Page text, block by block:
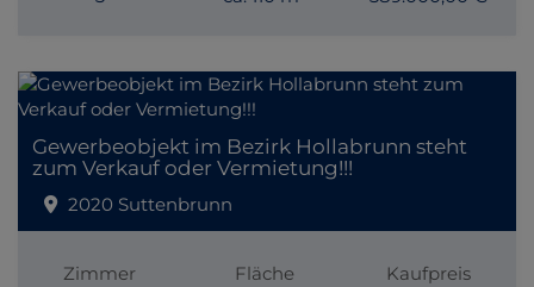
Gewerbeobjekt im Bezirk Hollabrunn steht
zum Verkauf oder Vermietung!!!
2020 Suttenbrunn
Zimmer
Fläche
Kaufpreis